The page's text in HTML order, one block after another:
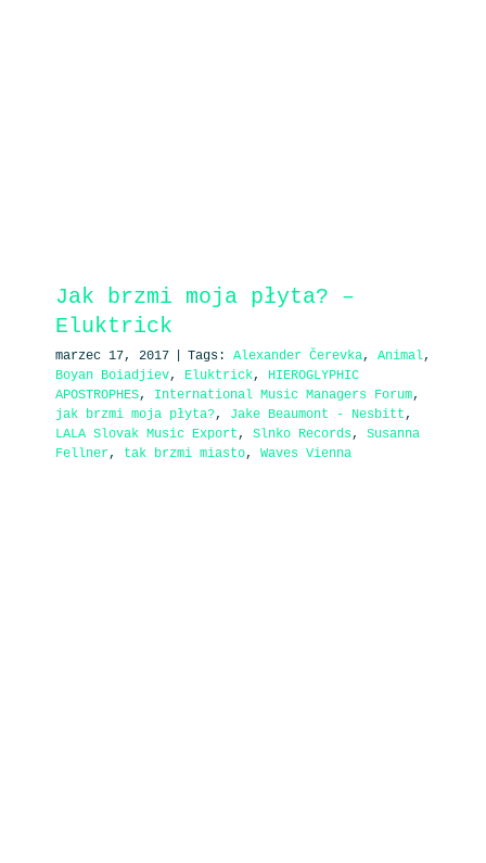
Jak brzmi moja płyta? –
Eluktrick
marzec 17, 2017 Tags: Alexander Čerevka, Animal,
Boyan Boiadjiev, Eluktrick, HIEROGLYPHIC
APOSTROPHES, International Music Managers Forum,
jak brzmi moja płyta?, Jake Beaumont - Nesbitt,
LALA Slovak Music Export, Slnko Records, Susanna
Fellner, tak brzmi miasto, Waves Vienna